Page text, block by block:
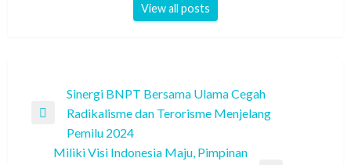
View all posts
navigation
Previous
Sinergi BNPT Bersama Ulama Cegah
Radikalisme dan Terorisme Menjelang
Pemilu 2024
Miliki Visi Indonesia Maju, Pimpinan